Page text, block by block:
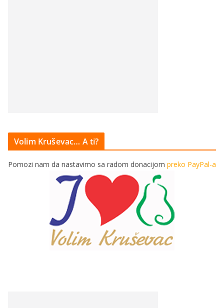
Volim Kruševac… A ti?
Pomozi nam da nastavimo sa radom donacijom preko PayPal-a